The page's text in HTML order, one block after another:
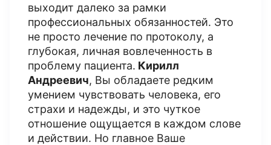
выходит далеко за рамки
профессиональных обязанностей. Это
не просто лечение по протоколу, а
глубокая, личная вовлеченность в
проблему пациента. Кирилл
Андреевич, Вы обладаете редким
умением чувствовать человека, его
страхи и надежды, и это чуткое
отношение ощущается в каждом слове
и действии. Но главное Ваше